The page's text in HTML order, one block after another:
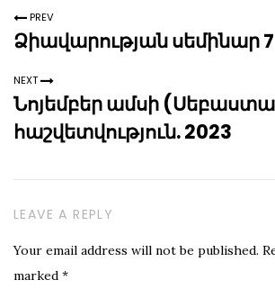
PREV
Ձիավարության սեմինար 7
NEXT
Նոյեմբեր ամսի
հաշվետվություն. 2023
LEAVE A REPLY
Your email address will not be published.
marked *